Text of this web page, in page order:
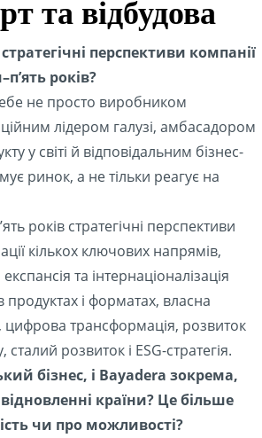
та відбудова
перспективи компанії
років?
не просто виробником
лідером галузі, амбасадором
у світі й відповідальним бізнес-
ринок, а не тільки реагує на
років стратегічні перспективи
кількох ключових напрямів,
та інтернаціоналізація
продуктах і форматах, власна
трансформація, розвиток
сталий розвиток і ESG-стратегія.
бізнес, і Bayadera зокрема,
країни? Це більше
чи про можливості?